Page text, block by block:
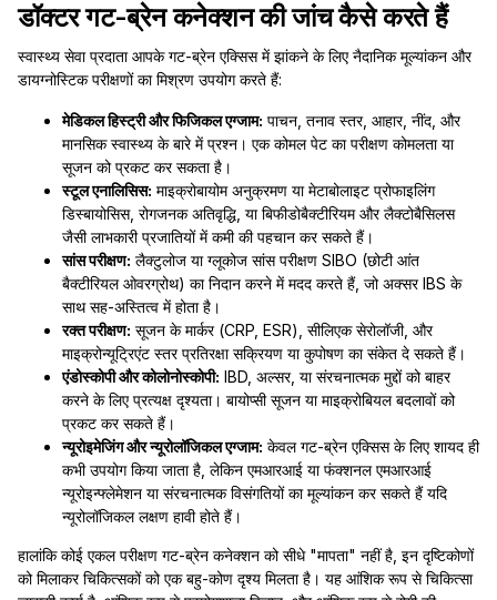
डॉक्टर गट-ब्रेन कनेक्शन की जांच कैसे करते हैं
स्वास्थ्य सेवा प्रदाता आपके गट-ब्रेन एक्सिस में झांकने के लिए नैदानिक मूल्यांकन और
डायग्नोस्टिक परीक्षणों का मिश्रण उपयोग करते हैं:
मेडिकल हिस्ट्री और फिजिकल एग्जाम: पाचन, तनाव स्तर, आहार, नींद, और
मानसिक स्वास्थ्य के बारे में प्रश्न। एक कोमल पेट का परीक्षण कोमलता या
सूजन को प्रकट कर सकता है।
स्टूल एनालिसिस: माइक्रोबायोम अनुक्रमण या मेटाबोलाइट प्रोफाइलिंग
डिस्बायोसिस, रोगजनक अतिवृद्धि, या बिफीडोबैक्टीरियम और लैक्टोबैसिलस
जैसी लाभकारी प्रजातियों में कमी की पहचान कर सकते हैं।
सांस परीक्षण: लैक्टुलोज या ग्लूकोज सांस परीक्षण SIBO (छोटी आंत
बैक्टीरियल ओवरग्रोथ) का निदान करने में मदद करते हैं, जो अक्सर IBS के
साथ सह-अस्तित्व में होता है।
रक्त परीक्षण: सूजन के मार्कर (CRP, ESR), सीलिएक सेरोलॉजी, और
माइक्रोन्यूट्रिएंट स्तर प्रतिरक्षा सक्रियण या कुपोषण का संकेत दे सकते हैं।
एंडोस्कोपी और कोलोनोस्कोपी: IBD, अल्सर, या संरचनात्मक मुद्दों को बाहर
करने के लिए प्रत्यक्ष दृश्यता। बायोप्सी सूजन या माइक्रोबियल बदलावों को
प्रकट कर सकते हैं।
न्यूरोइमेजिंग और न्यूरोलॉजिकल एग्जाम: केवल गट-ब्रेन एक्सिस के लिए शायद ही
कभी उपयोग किया जाता है, लेकिन एमआरआई या फंक्शनल एमआरआई
न्यूरोइन्फ्लेमेशन या संरचनात्मक विसंगतियों का मूल्यांकन कर सकते हैं यदि
न्यूरोलॉजिकल लक्षण हावी होते हैं।
हालांकि कोई एकल परीक्षण गट-ब्रेन कनेक्शन को सीधे "मापता" नहीं है, इन दृष्टिकोणों
को मिलाकर चिकित्सकों को एक बहु-कोण दृश्य मिलता है। यह आंशिक रूप से चिकित्सा